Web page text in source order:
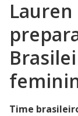
Lauren
Time